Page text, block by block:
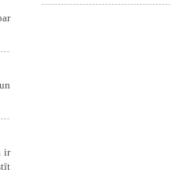
ir